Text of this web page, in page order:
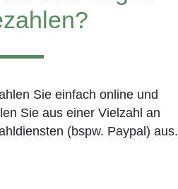
Sie einfach online und
Sie aus einer Vielzahl an
(bspw. Paypal) aus.